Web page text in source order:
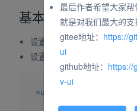
基本用法
设置 title 属性，可以
设置
disabled
<uv-list
uv-list-item
最后作者希望大家
就是对我们最大的支
gitee地址： https://
ui
github地址： https://
v-ui